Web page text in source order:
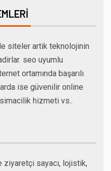
siteler artik teknolojinin
seo uyumlu
ortamında başarılı
ise güvenilir online
hizmeti vs..
sayacı, lojistik,